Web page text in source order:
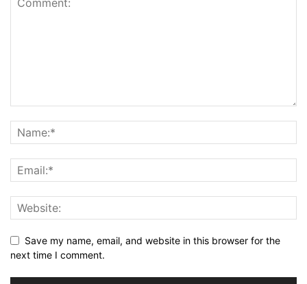
Save my name, email, and website in this browser for the
next time I comment.